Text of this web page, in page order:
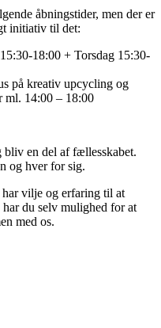
åbningstider, men der er
initiativ til det:
18:00 + Torsdag 15:30-
på kreativ upcycling og
ml. 14:00 – 18:00
en del af fællesskabet.
og hver for sig.
vilje og erfaring til at
du selv mulighed for at
med os.